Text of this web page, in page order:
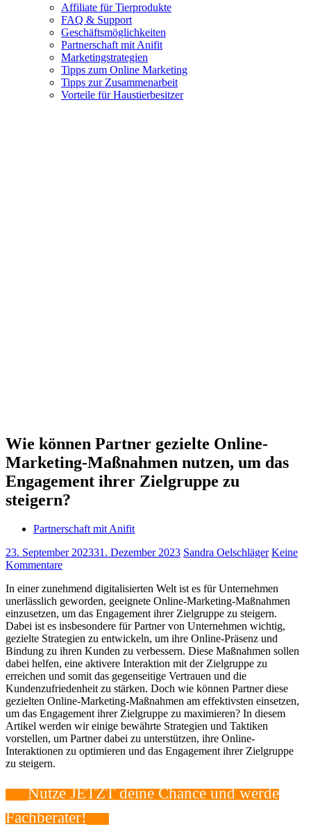
Affiliate für Tierprodukte
FAQ & Support
Geschäftsmöglichkeiten
Partnerschaft mit Anifit
Marketingstrategien
Tipps zum Online Marketing
Tipps zur Zusammenarbeit
Vorteile für Haustierbesitzer
Wie können Partner gezielte Online-
Marketing-Maßnahmen nutzen, um das
Engagement ihrer Zielgruppe zu
steigern?
Partnerschaft mit Anifit
23. September 202331. Dezember 2023 Sandra Oelschläger Keine
Kommentare
In einer zunehmend digitalisierten Welt ist es für Unternehmen
unerlässlich geworden, geeignete Online-Marketing-Maßnahmen
einzusetzen, um das Engagement ihrer Zielgruppe zu steigern.
Dabei ist es insbesondere für Partner von Unternehmen wichtig,
gezielte Strategien zu entwickeln, um ihre Online-Präsenz und
Bindung zu ihren Kunden zu verbessern. Diese Maßnahmen sollen
dabei helfen, eine aktivere Interaktion mit der Zielgruppe zu
erreichen und somit das gegenseitige Vertrauen und die
Kundenzufriedenheit zu stärken. Doch wie können Partner diese
gezielten Online-Marketing-Maßnahmen am effektivsten einsetzen,
um das Engagement ihrer Zielgruppe zu maximieren? In diesem
Artikel werden wir einige bewährte Strategien und Taktiken
vorstellen, um Partner dabei zu unterstützen, ihre Online-
Interaktionen zu optimieren und das Engagement ihrer Zielgruppe
zu steigern.
Nutze JETZT deine Chance und werde
Fachberater!